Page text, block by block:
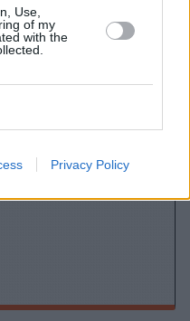
Use,
of my
with the
Privacy Policy